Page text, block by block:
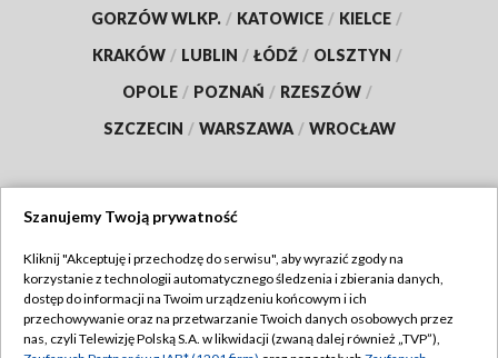
GORZÓW WLKP. / KATOWICE / KIELCE /
KRAKÓW / LUBLIN / ŁÓDŹ / OLSZTYN /
OPOLE / POZNAŃ / RZESZÓW /
SZCZECIN / WARSZAWA / WROCŁAW
TVP
Abonament TVP
Regulamin TVP
Szanujemy Twoją prywatność
Kliknij "Akceptuję i przechodzę do serwisu", aby wyrazić zgody na
korzystanie z technologii automatycznego śledzenia i zbierania danych,
dostęp do informacji na Twoim urządzeniu końcowym i ich
przechowywanie oraz na przetwarzanie Twoich danych osobowych przez
nas, czyli Telewizję Polską S.A. w likwidacji (zwaną dalej również „TVP”),